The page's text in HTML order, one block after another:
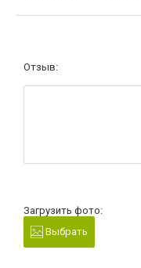
Отзыв:
Загрузить фото:
Выбрать